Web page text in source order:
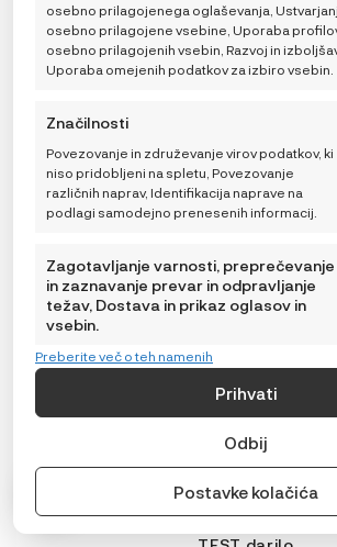
osebno prilagojenega oglaševanja,
osebno prilagojene vsebine, Uporaba
osebno prilagojenih vsebin, Razvoj in
Uporaba omejenih podatkov za izbiro vsebin.
Značilnosti
Povezovanje in združevanje virov podatkov, ki
niso pridobljeni na spletu, Povezovanje
različnih naprav, Identifikacija naprave na
podlagi samodejno prenesenih informacij.
Zagotavljanje varnosti, preprečevanje
in zaznavanje prevar in odpravljanje
težav, Dostava in prikaz oglasov in
vsebin.
Preberite več o teh namenih
Prihvati
Odbij
Postavke kolačića